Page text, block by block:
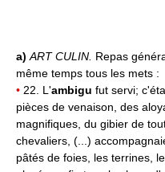
a) ART CULIN. Repas
même temps tous les mets :
• 22. L'ambigu fut servi;
pièces de venaison, des
magnifiques, du gibier de
chevaliers, (...)
pâtés de foies, les terrines,